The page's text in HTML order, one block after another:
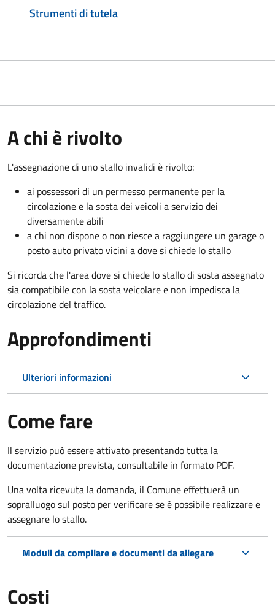
Strumenti di tutela
A chi è rivolto
L'assegnazione di uno stallo invalidi è rivolto:
ai possessori di un permesso permanente per la
circolazione e la sosta dei veicoli a servizio dei
diversamente abili
a chi non dispone o non riesce a raggiungere un garage o
posto auto privato vicini a dove si chiede lo stallo
Si ricorda che l'area dove si chiede lo stallo di sosta assegnato
sia compatibile con la sosta veicolare e non impedisca la
circolazione del traffico.
Approfondimenti
Ulteriori informazioni
Come fare
Il servizio può essere attivato presentando tutta la
documentazione prevista, consultabile in formato PDF.
Una volta ricevuta la domanda, il Comune effettuerà un
sopralluogo sul posto per verificare se è possibile realizzare e
assegnare lo stallo.
Moduli da compilare e documenti da allegare
Costi